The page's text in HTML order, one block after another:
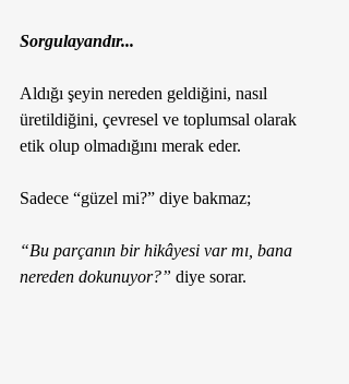
Sorgulayandır...
Aldığı şeyin nereden geldiğini, nasıl
üretildiğini, çevresel ve toplumsal olarak
etik olup olmadığını merak eder.
Sadece “güzel mi?” diye bakmaz;
“Bu parçanın bir hikâyesi var mı, bana
nereden dokunuyor?” diye sorar.